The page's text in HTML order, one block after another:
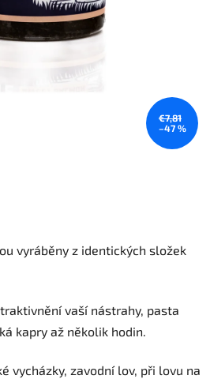
vyráběny z identických složek
vaší nástrahy, pasta
kapry až několik hodin.
vycházky, zavodní lov, při lovu na
€7,81
–47 %